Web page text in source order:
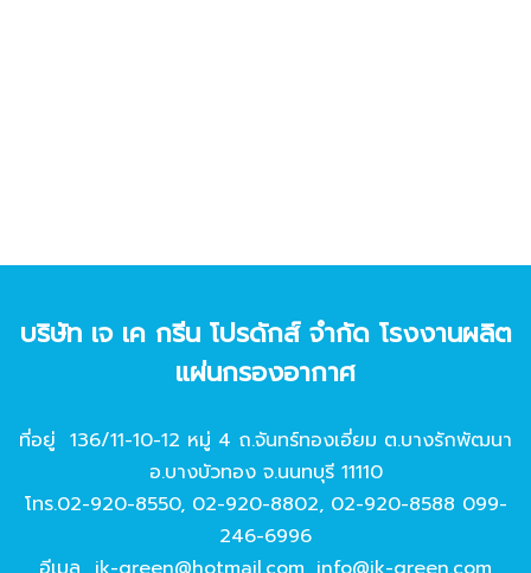
บริษัท เจ เค กรีน โปรดักส์ จํากัด โรงงานผลิต
แผ่นกรองอากาศ
ที่อยู่ 136/11-10-12 หมู่ 4 ถ.จันทร์ทองเอี่ยม ต.บางรักพัฒนา
อ.บางบัวทอง จ.นนทบุรี 11110
โทร.02-920-8550, 02-920-8802, 02-920-8588 099-
246-6996